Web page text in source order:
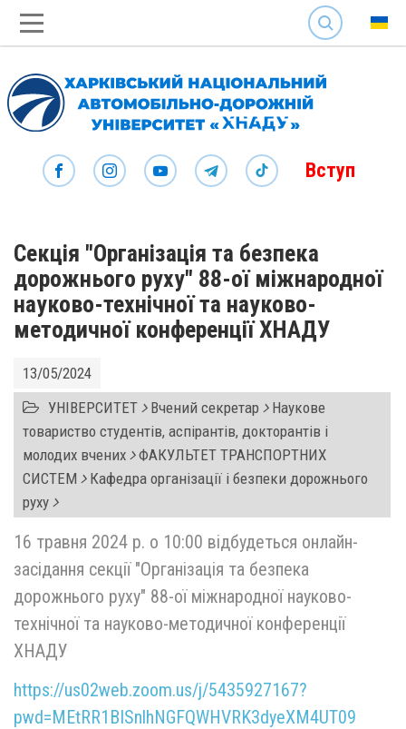
SEARCH
Вступ
Секція "Організація та безпека
дорожнього руху" 88-ої міжнародної
науково-технічної та науково-
методичної конференції ХНАДУ
13/05/2024
УНІВЕРСИТЕТ Вчений секретар Наукове
товариство студентів, аспірантів, докторантів і
молодих вчених ФАКУЛЬТЕТ ТРАНСПОРТНИХ
СИСТЕМ Кафедра організації і безпеки дорожнього
руху
16 травня 2024 р. о 10:00 відбудеться онлайн-
засідання секції "Організація та безпека
дорожнього руху" 88-ої міжнародної науково-
технічної та науково-методичної конференції
ХНАДУ
https://us02web.zoom.us/j/5435927167?
pwd=MEtRR1BISnlhNGFQWHVRK3dyeXM4UT09